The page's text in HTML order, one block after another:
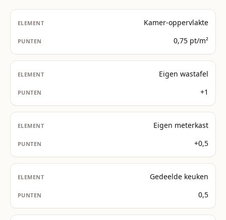
Kamer-oppervlakte
0,75 pt/m²
Eigen wastafel
+1
Eigen meterkast
+0,5
Gedeelde keuken
0,5